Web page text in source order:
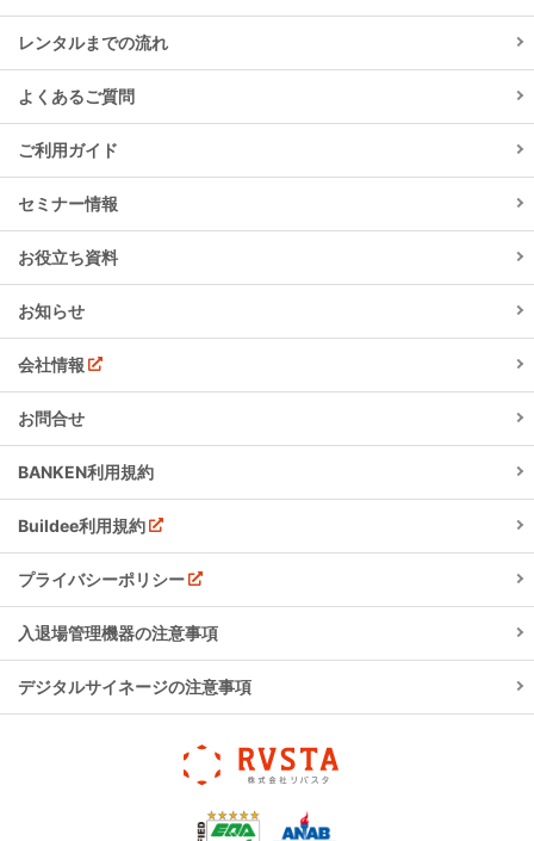
レンタルまでの流れ
よくあるご質問
ご利用ガイド
セミナー情報
お役立ち資料
お知らせ
会社情報
お問合せ
BANKEN利用規約
Buildee利用規約
プライバシーポリシー
入退場管理機器の注意事項
デジタルサイネージの注意事項